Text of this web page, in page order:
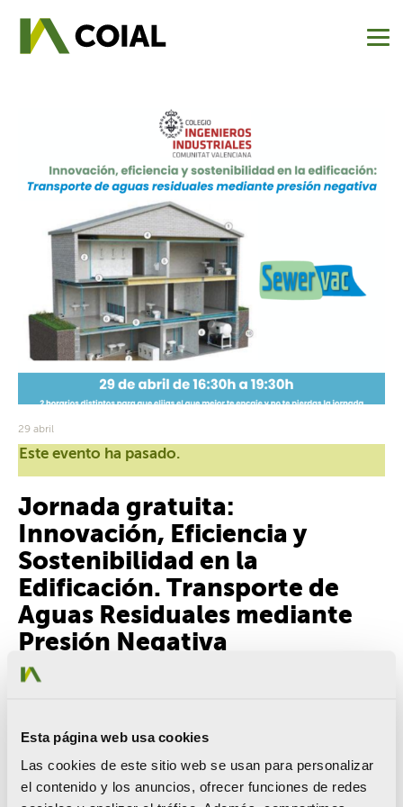
Esta página web usa cookies
Las cookies de este sitio web se usan para personalizar
el contenido y los anuncios, ofrecer funciones de redes
29 abril
Este evento ha pasado.
Jornada gratuita:
Innovación, Eficiencia y
Sostenibilidad en la
Edificación. Transporte de
Aguas Residuales mediante
Presión Negativa
[ssba-buttons]
tecnología que permite evacuar las aguas residuales
incluso hacia arriba, eliminando las limitaciones de las
bajantes y pendientes por gravedad yreduciendo